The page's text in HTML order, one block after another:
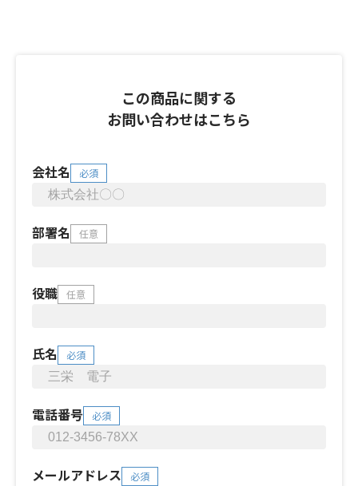
この商品に関する
お問い合わせはこちら
会社名 必須
部署名 任意
役職 任意
氏名 必須
電話番号 必須
メールアドレス 必須